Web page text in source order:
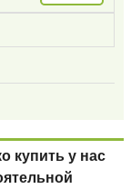
купить у нас